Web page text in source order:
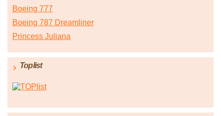
Boeing 777
Boeing 787 Dreamliner
Princess Juliana
Toplist